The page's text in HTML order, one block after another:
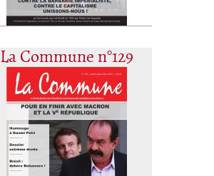
La Commune n°129